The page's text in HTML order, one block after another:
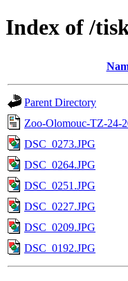
Index of /
Parent Directory
Zoo-Olomouc-TZ-24-
DSC_0273.JPG
DSC_0264.JPG
DSC_0251.JPG
DSC_0227.JPG
DSC_0209.JPG
DSC_0192.JPG